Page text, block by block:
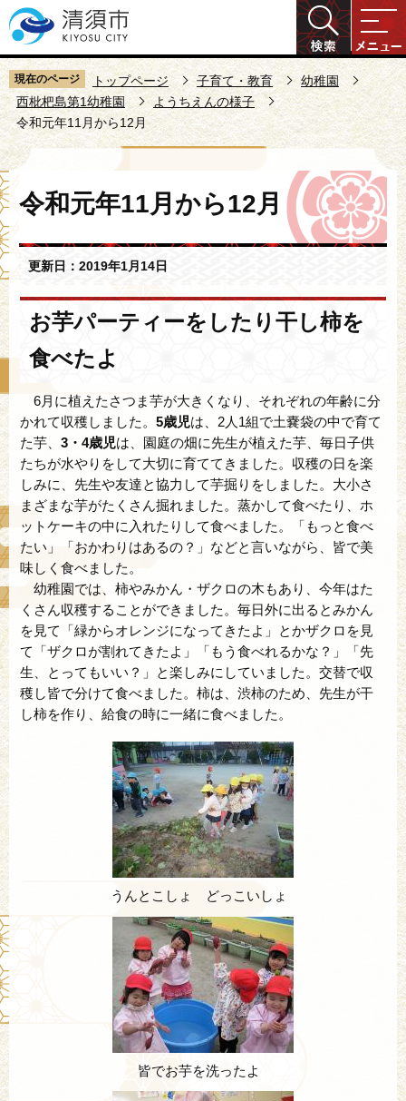
こ
の
ペ
ー
ジ
の
先
頭
で
す
現在のページ トップページ 子育て・教育
幼稚園
西枇杷島第1幼稚園
ようちえんの様子
令和元年11月から12月
文
こ
ら
令和元年11月から12月
更新日：2019年1月14日
お芋パーティーをしたり干し柿を
食べたよ
6月に植えたさつま芋が大きくなり、それぞれの年齢に分
かれて収穫しました。 5歳児は、2人1組で土嚢袋の中で育て
た芋、 3・4歳児は、園庭の畑に先生が植えた芋、毎日子供
たちが水やりをして大切に育ててきました。収穫の日を楽
しみに、先生や友達と協力して芋掘りをしました。大小さ
まざまな芋がたくさん掘れました。蒸かして食べたり、ホ
ットケーキの中に入れたりして食べました。「もっと食べ
たい」「おかわりはあるの？」などと言いながら、皆で美
味しく食べました。
幼稚園では、柿やみかん・ザクロの木もあり、今年はた
くさん収穫することができました。毎日外に出るとみかん
を見て「緑からオレンジになってきたよ」とかザクロを見
て「ザクロが割れてきたよ」「もう食べれるかな？」「先
生、とってもいい？」と楽しみにしていました。交替で収
穫し皆で分けて食べました。柿は、渋柿のため、先生が干
し柿を作り、給食の時に一緒に食べました。
うんとこしょ どっこいしょ
皆でお芋を洗ったよ